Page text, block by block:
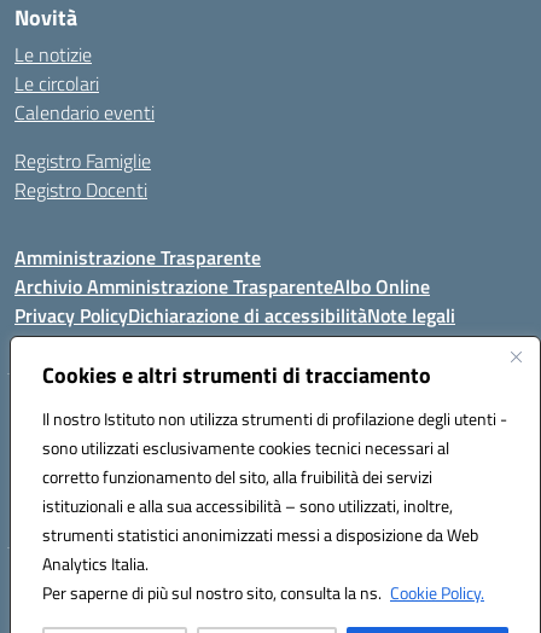
Cookies e altri strumenti di tracciamento
Il nostro Istituto non utilizza strumenti di profilazione degli utenti -
sono utilizzati esclusivamente cookies tecnici necessari al
corretto funzionamento del sito, alla fruibilità dei servizi
istituzionali e alla sua accessibilità – sono utilizzati, inoltre,
strumenti statistici anonimizzati messi a disposizione da Web
Analytics Italia.
Per saperne di più sul nostro sito, consulta la ns. Cookie Policy.
Novità
Le notizie
Le circolari
Calendario eventi
Registro Famiglie
Registro Docenti
Amministrazione Trasparente
Archivio Amministrazione TrasparenteAlbo Online
Privacy PolicyDichiarazione di accessibilitàNote legali
Istituto Comprensivo Statale
Via Cupa Campanariello, 5 - 80059, Torre del Greco (NA)
Tel. +39 0818834377 - Fax +39 0818834377 - Cod.Fisc. 95170530638
Email: naic8df00a@istruzione.it - PEC: naic8df00a@pec.istruzione.it
Hosting & Powered by 3D Solution S.r.l.
Concept & Design by Designers Italia